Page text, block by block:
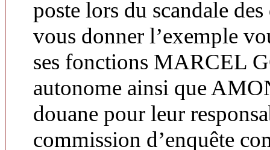
poste lors du scandale
vous donner l’exemple
ses fonctions MARCEL
autonome ainsi que
douane pour leur
commission d’enquête